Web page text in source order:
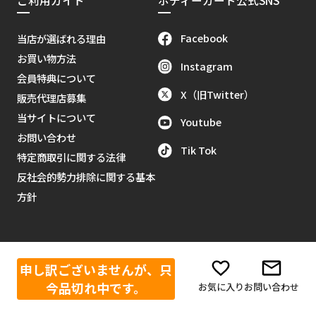
申し訳ございませんが、只
今品切れ中です。
お気に入りお問い合わせ
当店が選ばれる理由
お買い物方法
会員特典について
販売代理店募集
当サイトについて
お問い合わせ
特定商取引に関する法律
反社会的勢力排除に関する基本
方針
Facebook
Instagram
X（旧Twitter）
Youtube
Tik Tok
営業日カレンダー
＞＞
2026年8月